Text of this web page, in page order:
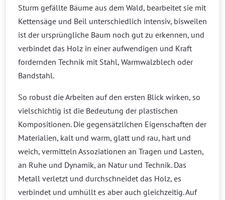
Sturm gefällte Bäume aus dem Wald, bearbeitet sie mit
Kettensäge und Beil unterschiedlich intensiv, bisweilen
ist der ursprüngliche Baum noch gut zu erkennen, und
verbindet das Holz in einer aufwendigen und Kraft
fordernden Technik mit Stahl, Warmwalzblech oder
Bandstahl.
So robust die Arbeiten auf den ersten Blick wirken, so
vielschichtig ist die Bedeutung der plastischen
Kompositionen. Die gegensätzlichen Eigenschaften der
Materialien, kalt und warm, glatt und rau, hart und
weich, vermitteln Assoziationen an Tragen und Lasten,
an Ruhe und Dynamik, an Natur und Technik. Das
Metall verletzt und durchschneidet das Holz, es
verbindet und umhüllt es aber auch gleichzeitig. Auf